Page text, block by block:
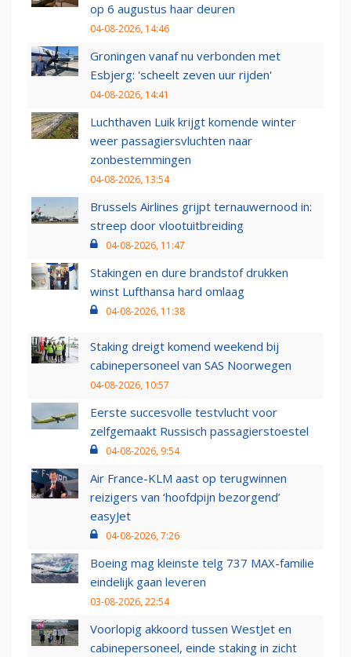
op 6 augustus haar deuren
04-08-2026, 14:46
Groningen vanaf nu verbonden met
Esbjerg: 'scheelt zeven uur rijden'
04-08-2026, 14:41
Luchthaven Luik krijgt komende winter
weer passagiersvluchten naar
zonbestemmingen
04-08-2026, 13:54
Brussels Airlines grijpt ternauwernood in:
streep door vlootuitbreiding
04-08-2026, 11:47
Stakingen en dure brandstof drukken
winst Lufthansa hard omlaag
04-08-2026, 11:38
Staking dreigt komend weekend bij
cabinepersoneel van SAS Noorwegen
04-08-2026, 10:57
Eerste succesvolle testvlucht voor
zelfgemaakt Russisch passagierstoestel
04-08-2026, 9:54
Air France-KLM aast op terugwinnen
reizigers van ‘hoofdpijn bezorgend’
easyJet
04-08-2026, 7:26
Boeing mag kleinste telg 737 MAX-familie
eindelijk gaan leveren
03-08-2026, 22:54
Voorlopig akkoord tussen WestJet en
cabinepersoneel, einde staking in zicht